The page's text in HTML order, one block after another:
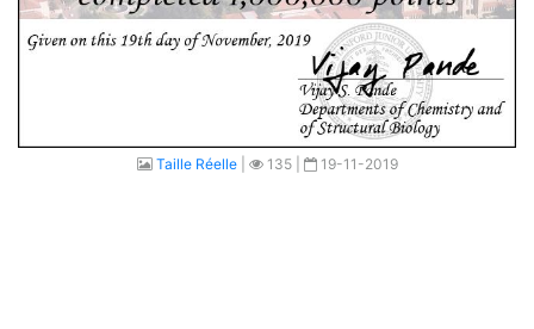
Taille Réelle| 135 | 19-11-2019